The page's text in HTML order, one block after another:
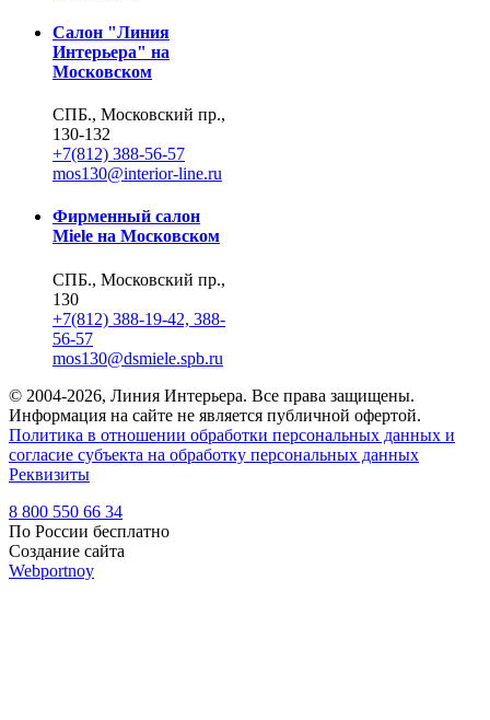
Салон "Линия
Интерьера" на
Московском
СПБ., Московский пр.,
130-132
+7(812) 388-56-57
mos130@interior-line.ru
Фирменный салон
Miele на Московском
СПБ., Московский пр.,
130
+7(812) 388-19-42, 388-
56-57
mos130@dsmiele.spb.ru
© 2004-2026, Линия Интерьера. Все права защищены.
Информация на сайте не является публичной офертой.
Политика в отношении обработки персональных данных и
согласие субъекта на обработку персональных данных
Реквизиты
8 800 550 66 34
По России бесплатно
Создание сайта
Webportnoy